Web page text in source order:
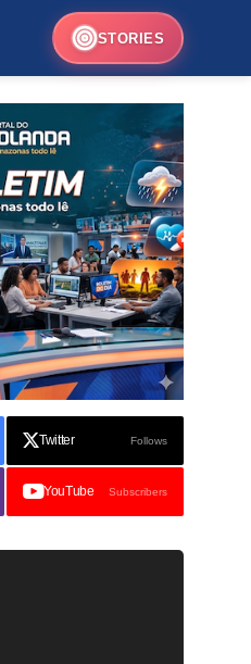
STORIES
Twitter Follows
YouTube Subscribers